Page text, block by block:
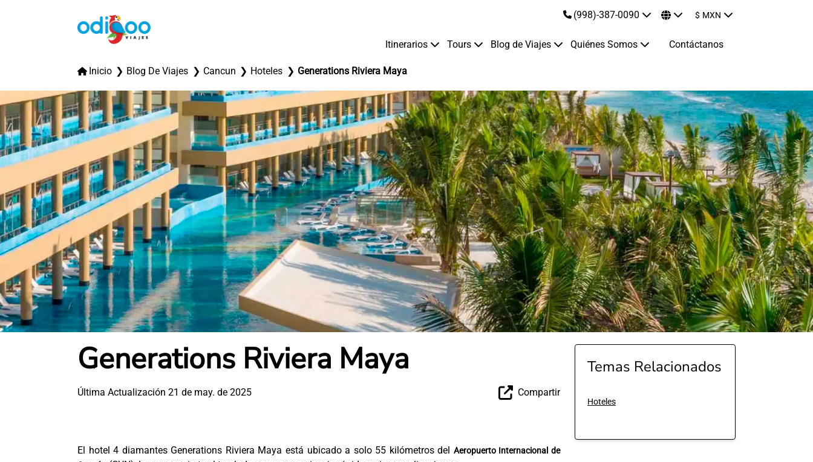
(998)-387-0090 $ MXN
Itinerarios Tours Blog de Viajes Quiénes Somos Contáctanos
Inicio Blog De Viajes Cancun Hoteles Generations Riviera Maya
Generations Riviera Maya
Última Actualización 21 de may. de 2025 Compartir
El hotel 4 diamantes Generations Riviera Maya está ubicado a solo 55 kilómetros del Aeropuerto Internacional de
Temas Relacionados
Hoteles